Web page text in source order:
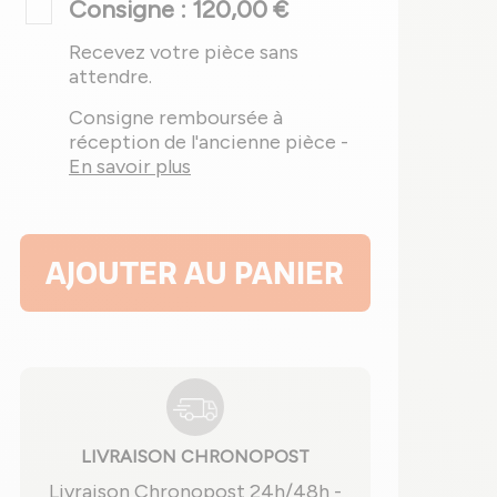
Consigne : 120,00 €
Recevez votre pièce sans
attendre.
Consigne remboursée à
réception de l'ancienne pièce -
En savoir plus
AJOUTER AU PANIER
LIVRAISON CHRONOPOST
Livraison Chronopost 24h/48h -